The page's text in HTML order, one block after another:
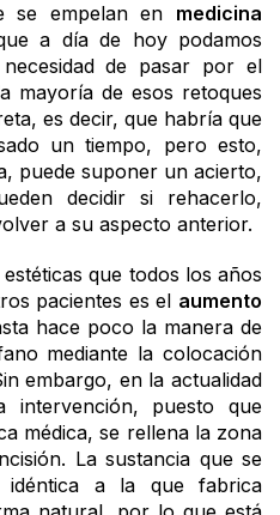
se empelan en medicina
a día de hoy podamos
de pasar por el
mayoría de esos retoques
es decir, que habría que
un tiempo, pero esto,
puede suponer un acierto,
decidir si rehacerlo,
a su aspecto anterior.
que todos los años
pacientes es el aumento
hace poco la manera de
mediante la colocación
embargo, en la actualidad
puesto que
médica, se rellena la zona
La sustancia que se
idéntica a la que fabrica